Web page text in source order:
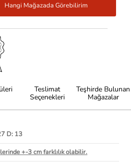
Hangi Mağazada Görebilirim
Teslimat
Seçenekleri
Teşhirde Bulunan
Mağazalar
D: 13
+-3 cm farklılık olabilir.